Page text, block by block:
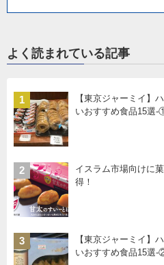
よく読まれている記事
1
【東京ジャーミイ】
いおすすめ食品15選-
2
イスラム市場向けに
得！
3
【東京ジャーミイ】
いおすすめ食品15選-